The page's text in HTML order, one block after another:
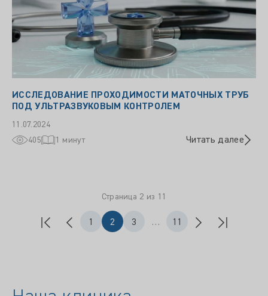
ИССЛЕДОВАНИЕ ПРОХОДИМОСТИ МАТОЧНЫХ ТРУБ
ПОД УЛЬТРАЗВУКОВЫМ КОНТРОЛЕМ
11.07.2024
405
1 минут Читать далее
Страница 2 из 11
1 2 3 … 11